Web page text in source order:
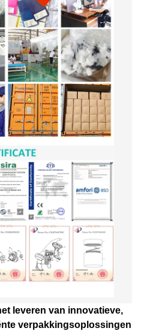
leveren van innovatieve,
verpakkingsoplossingen